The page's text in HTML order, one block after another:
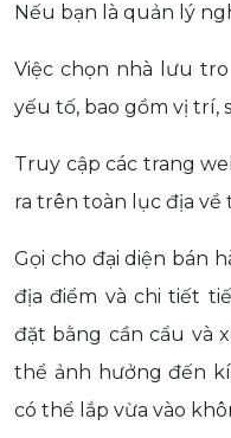
Nếu bạn là quản lý
Việc chọn nhà lưu
yếu tố, bao gồm vị trí,
Truy cập các trang
ra trên toàn lục địa
Gọi cho đại diện bán
địa điểm và chi tiết
đặt bằng cần cẩu và
thể ảnh hưởng đến
có thể lắp vừa vào